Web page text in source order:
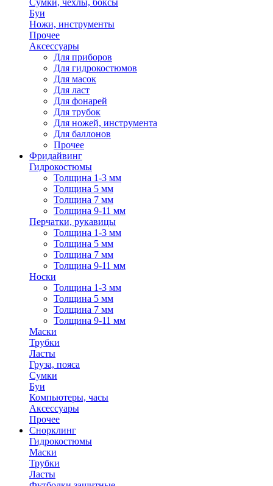
Сумки, чехлы, боксы
Буи
Ножи, инструменты
Прочее
Аксессуары
Для приборов
Для гидрокостюмов
Для масок
Для ласт
Для фонарей
Для трубок
Для ножей, инструмента
Для баллонов
Прочее
Фридайвинг
Гидрокостюмы
Толщина 1-3 мм
Толщина 5 мм
Толщина 7 мм
Толщина 9-11 мм
Перчатки, рукавицы
Толщина 1-3 мм
Толщина 5 мм
Толщина 7 мм
Толщина 9-11 мм
Носки
Толщина 1-3 мм
Толщина 5 мм
Толщина 7 мм
Толщина 9-11 мм
Маски
Трубки
Ласты
Груза, пояса
Сумки
Буи
Компьютеры, часы
Аксессуары
Прочее
Снорклинг
Гидрокостюмы
Маски
Трубки
Ласты